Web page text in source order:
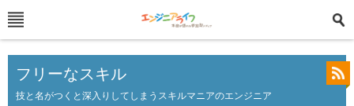
フリーなスキル
技と名がつくと深入りしてしまうスキルマニアのエンジニア